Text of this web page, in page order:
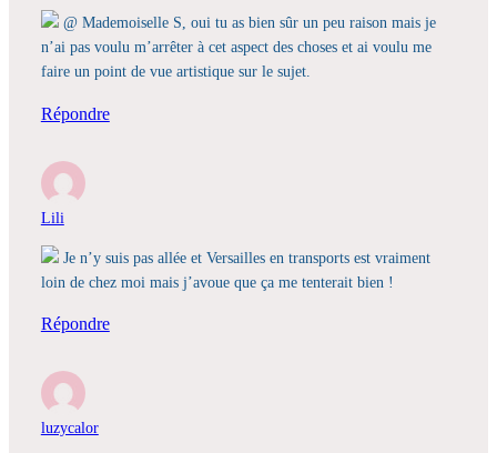
@ Mademoiselle S, oui tu as bien sûr un peu raison mais je
n’ai pas voulu m’arrêter à cet aspect des choses et ai voulu me
faire un point de vue artistique sur le sujet.
Répondre
Lili
Je n’y suis pas allée et Versailles en transports est vraiment
loin de chez moi mais j’avoue que ça me tenterait bien !
Répondre
luzycalor